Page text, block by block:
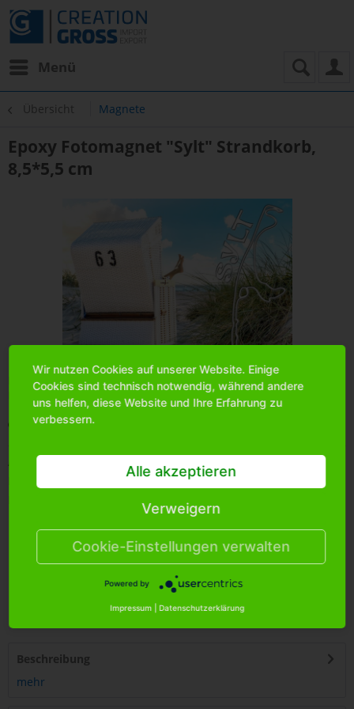
Menü
Übersicht Magnete
Epoxy Fotomagnet "Sylt" Strandkorb,
8,5*5,5 cm
Bittemelden Sie sich an, um mehr Informationen über das
Produkt zu erhalten.
Merken
Artikel-Nr.:
234
50
250255 409608
Beschreibung
mehr
Wir nutzen Cookies auf unserer Website. Einige
Cookies sind technisch notwendig, während andere
uns helfen, diese Website und Ihre Erfahrung zu
verbessern.
Alle akzeptieren
Verweigern
Cookie-Einstellungen verwalten
Powered by
Impressum Datenschutzerklärung